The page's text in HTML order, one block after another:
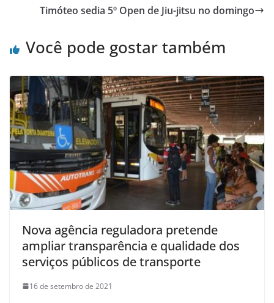
Timóteo sedia 5º Open de Jiu-jitsu no domingo
Você pode gostar também
Nova agência reguladora pretende
ampliar transparência e qualidade dos
serviços públicos de transporte
16 de setembro de 2021